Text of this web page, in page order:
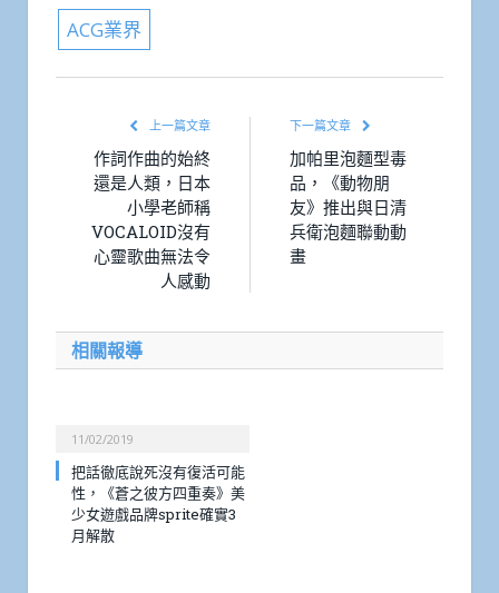
ACG業界
上一篇文章
作詞作曲的始終
還是人類，日本
小學老師稱
VOCALOID沒有
心靈歌曲無法令
人感動
下一篇文章
加帕里泡麵型毒
品，《動物朋
友》推出與日清
兵衛泡麵聯動動
畫
相關報導
11/02/2019
把話徹底說死沒有復活可能
性，《蒼之彼方四重奏》美
少女遊戲品牌sprite確實3
月解散